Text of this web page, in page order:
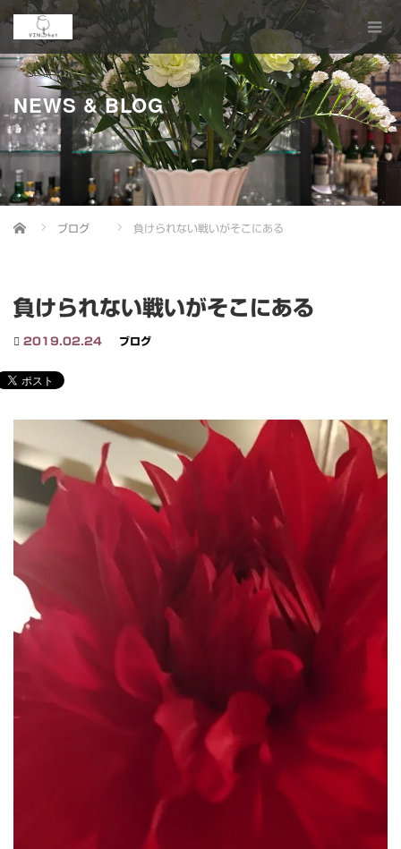
NEWS & BLOG
Home ブログ 負けられない戦いがそこにある
負けられない戦いがそこにある
2019.02.24 ブログ